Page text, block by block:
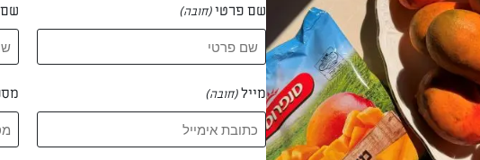
04.
נוסיף את הקמח והסודה ונאחד.
05.
נקרר את הבצק כשעה במקרר.
שם פרטי(חובה)
מייל(חובה)